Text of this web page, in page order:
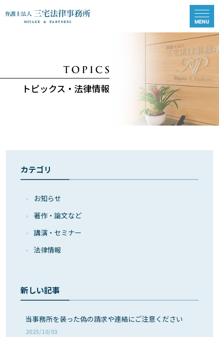
トピックス・法律情報
カテゴリ
お知らせ
著作・論⽂など
講演・セミナー
法律情報
新しい記事
当事務所を装った偽の請求や連絡にご注意ください
2025/10/03